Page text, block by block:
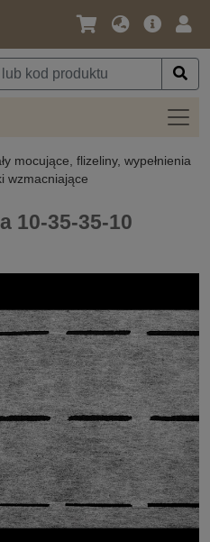
Język
Waluta
Oferta
mocujące, flizeliny, wypełnienia
wzmacniające
10-35-35-10